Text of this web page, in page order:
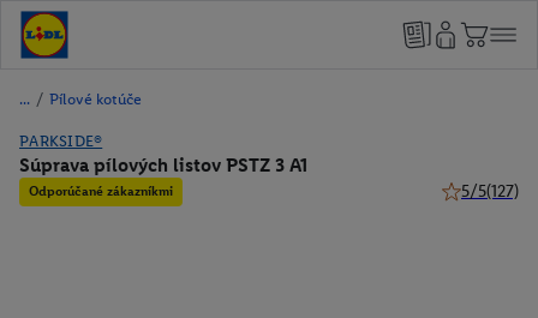
/ Pílové kotúče
PARKSIDE®
Súprava pílových listov PSTZ 3 A1
Odporúčané zákazníkmi 5/5(127)